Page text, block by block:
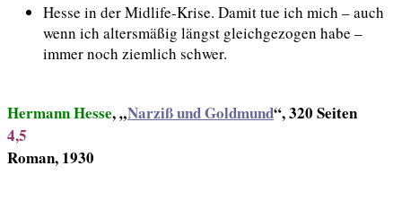
Hesse in der Midlife-Krise. Damit tue ich mich – auch
wenn ich altersmäßig längst gleichgezogen habe –
immer noch ziemlich schwer.
Hermann Hesse, „Narziß und Goldmund“, 320 Seiten
4,5
Roman, 1930